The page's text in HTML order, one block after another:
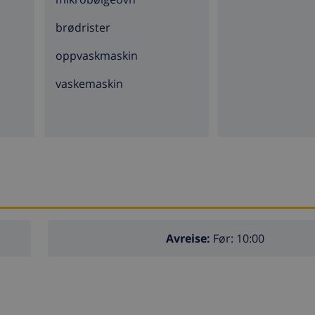
fra villaen
brødrister
oppvaskmaskin
vaskemaskin
Avreise: Før: 10:00